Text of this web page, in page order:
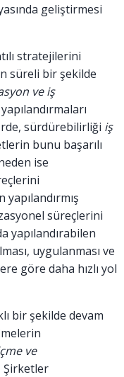
geliştirmesi
stratejilerini
süreli bir şekilde
ve iş
sürdürebilirliği iş
bunu başarılı
ise
süreçlerini
yapılandırabilen
uygulanması ve
göre daha hızlı yol
bir şekilde devam
ve
Şirketler